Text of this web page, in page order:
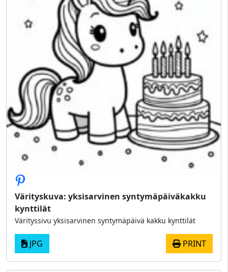
Värityskuva: yksisarvinen syntymäpäiväkakku
kynttilät
Värityssivu yksisarvinen syntymäpäivä kakku kynttilät
JPG PRINT